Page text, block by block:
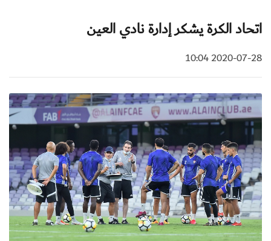
اتحاد الكرة يشكر إدارة نادي العين
2020-07-28 10:04